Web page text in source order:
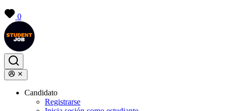
0
Candidato
Registrarse